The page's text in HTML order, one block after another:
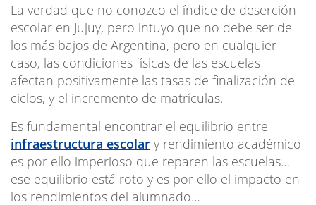
La verdad que no conozco el índice de deserción
escolar en Jujuy, pero intuyo que no debe ser de
los más bajos de Argentina, pero en cualquier
caso, las condiciones físicas de las escuelas
afectan positivamente las tasas de finalización de
ciclos, y el incremento de matrículas.
Es fundamental encontrar el equilibrio entre
infraestructura escolar y rendimiento académico
es por ello imperioso que reparen las escuelas…
ese equilibrio está roto y es por ello el impacto en
los rendimientos del alumnado…